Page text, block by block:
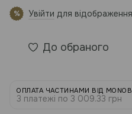
% Увійти для
До обраного
ОПЛАТА ЧАСТИНАМИ ВІД
3 платежі по 3 009.33 грн